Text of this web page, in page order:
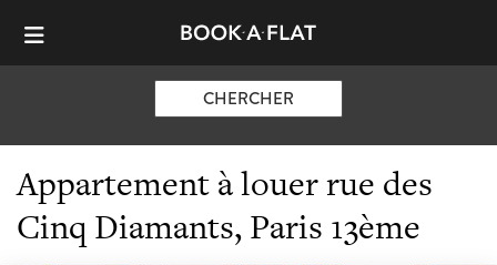
CHERCHER
Appartement à louer rue des
Cinq Diamants, Paris 13ème